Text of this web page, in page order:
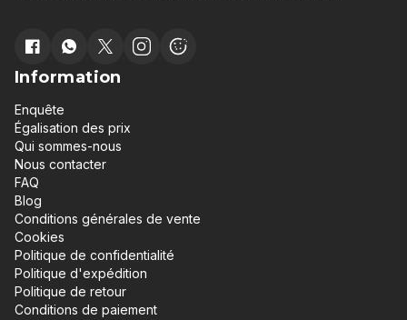
Information
Enquête
Égalisation des prix
Qui sommes-nous
Nous contacter
FAQ
Blog
Conditions générales de vente
Cookies
Politique de confidentialité
Politique d'expédition
Politique de retour
Conditions de paiement